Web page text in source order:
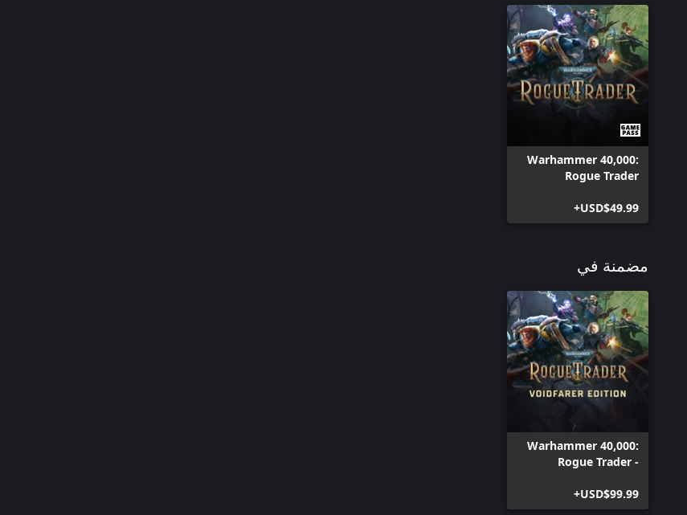
Warhammer 40,000:
Rogue Trader
USD$49.99+
مضمنة في
Warhammer 40,000:
Rogue Trader -
USD$99.99+